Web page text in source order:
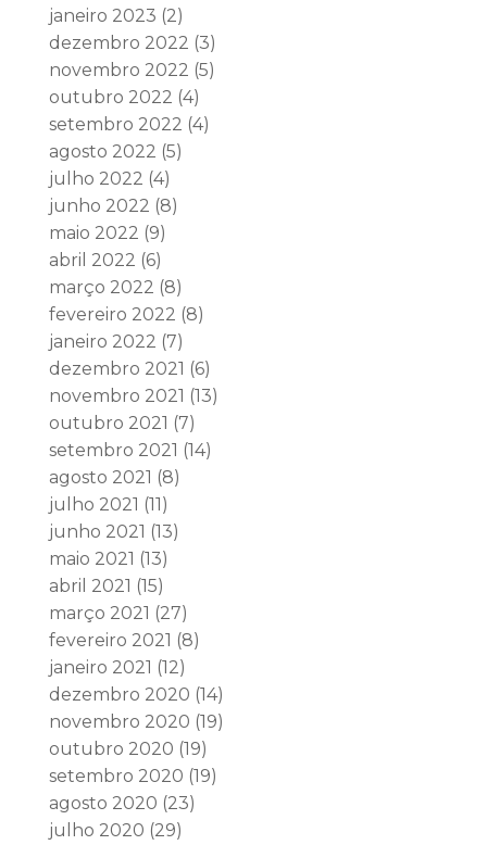
janeiro 2023 (2)
dezembro 2022 (3)
novembro 2022 (5)
outubro 2022 (4)
setembro 2022 (4)
agosto 2022 (5)
julho 2022 (4)
junho 2022 (8)
maio 2022 (9)
abril 2022 (6)
março 2022 (8)
fevereiro 2022 (8)
janeiro 2022 (7)
dezembro 2021 (6)
novembro 2021 (13)
outubro 2021 (7)
setembro 2021 (14)
agosto 2021 (8)
julho 2021 (11)
junho 2021 (13)
maio 2021 (13)
abril 2021 (15)
março 2021 (27)
fevereiro 2021 (8)
janeiro 2021 (12)
dezembro 2020 (14)
novembro 2020 (19)
outubro 2020 (19)
setembro 2020 (19)
agosto 2020 (23)
julho 2020 (29)